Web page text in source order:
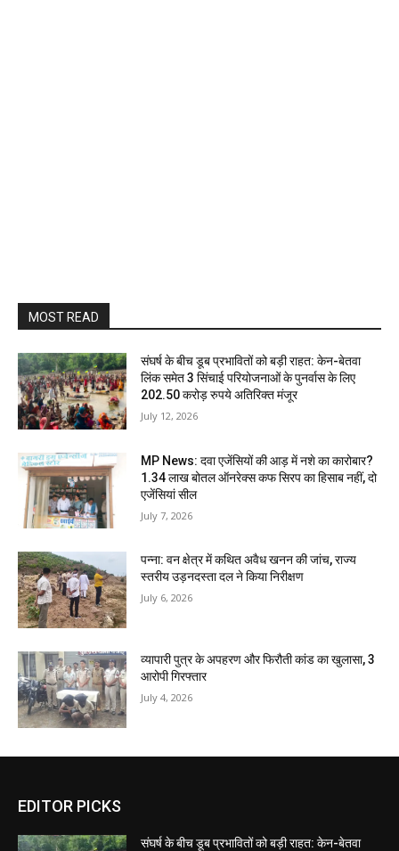
MOST READ
संघर्ष के बीच डूब प्रभावितों को बड़ी राहत: केन-बेतवा
लिंक समेत 3 सिंचाई परियोजनाओं के पुनर्वास के लिए
202.50 करोड़ रुपये अतिरिक्त मंजूर
July 12, 2026
MP News: दवा एजेंसियों की आड़ में नशे का कारोबार?
1.34 लाख बोतल ऑनरेक्स कफ सिरप का हिसाब नहीं, दो
एजेंसियां सील
July 7, 2026
पन्ना: वन क्षेत्र में कथित अवैध खनन की जांच, राज्य
स्तरीय उड़नदस्ता दल ने किया निरीक्षण
July 6, 2026
व्यापारी पुत्र के अपहरण और फिरौती कांड का खुलासा, 3
आरोपी गिरफ्तार
July 4, 2026
EDITOR PICKS
संघर्ष के बीच डूब प्रभावितों को बड़ी राहत: केन-बेतवा